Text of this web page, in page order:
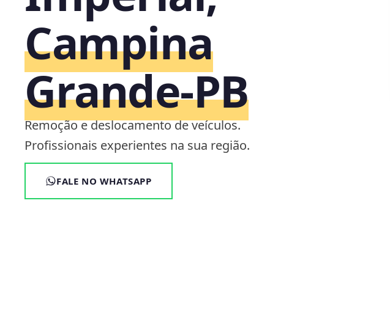
Campina
Grande‑PB
Remoção e deslocamento de veículos.
Profissionais experientes na sua região.
FALE NO WHATSAPP